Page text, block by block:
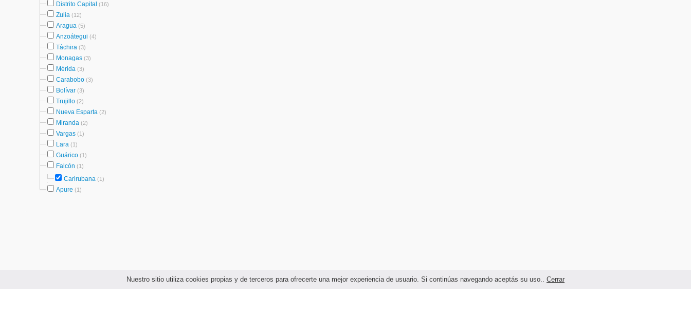
Nuestro sitio utiliza cookies propias y de terceros para ofrecerte una mejor experiencia de usuario. Si continúas navegando aceptás su uso.. Cerrar
Distrito Capital (16)
Zulia (12)
Aragua (5)
Anzoátegui (4)
Táchira (3)
Monagas (3)
Mérida (3)
Carabobo (3)
Bolívar (3)
Trujillo (2)
Nueva Esparta (2)
Miranda (2)
Vargas (1)
Lara (1)
Guárico (1)
Falcón (1)
Carirubana (1)
Apure (1)